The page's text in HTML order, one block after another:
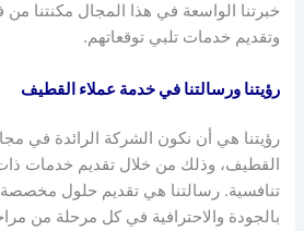
خبرتنا الواسعة في هذا المجال مكنتنا من
وتقديم خدمات تلبي توقعاتهم.
رؤيتنا ورسالتنا في خدمة عملاء القطيف
رؤيتنا هي أن نكون الشركة الرائدة في
القطيف، وذلك من خلال تقديم خدمات
تنافسية. رسالتنا هي تقديم حلول مخصصة
بالجودة والاحترافية في كل مرحلة من